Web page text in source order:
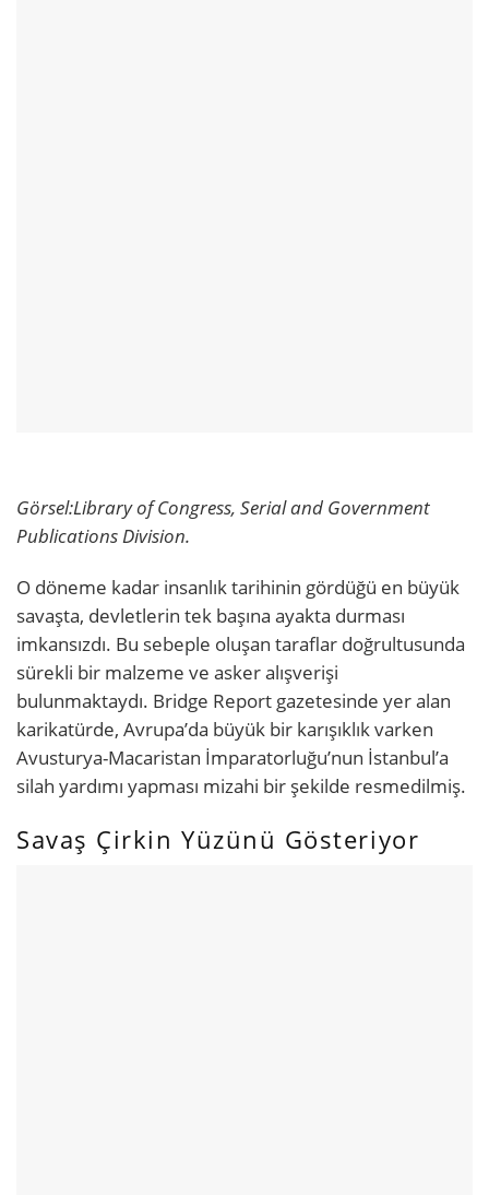
Görsel:Library of Congress, Serial and Government
Publications Division.
O döneme kadar insanlık tarihinin gördüğü en büyük
savaşta, devletlerin tek başına ayakta durması
imkansızdı. Bu sebeple oluşan taraflar doğrultusunda
sürekli bir malzeme ve asker alışverişi
bulunmaktaydı. Bridge Report gazetesinde yer alan
karikatürde, Avrupa’da büyük bir karışıklık varken
Avusturya-Macaristan İmparatorluğu’nun İstanbul’a
silah yardımı yapması mizahi bir şekilde resmedilmiş.
Savaş Çirkin Yüzünü Gösteriyor